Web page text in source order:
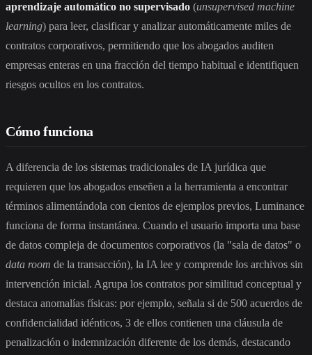
aprendizaje automático no supervisado (unsupervised machine
learning) para leer, clasificar y analizar automáticamente miles de
contratos corporativos, permitiendo que los abogados auditen
empresas enteras en una fracción del tiempo habitual e identifiquen
riesgos ocultos en los contratos.
Cómo funciona
A diferencia de los sistemas tradicionales de IA jurídica que
requieren que los abogados enseñen a la herramienta a encontrar
términos alimentándola con cientos de ejemplos previos, Luminance
funciona de forma instantánea. Cuando el usuario importa una base
de datos compleja de documentos corporativos (la "sala de datos" o
data room de la transacción), la IA lee y comprende los archivos sin
intervención inicial. Agrupa los contratos por similitud conceptual y
destaca anomalías físicas: por ejemplo, señala si de 500 acuerdos de
confidencialidad idénticos, 3 de ellos contienen una cláusula de
penalización o indemnización diferente de los demás, destacando